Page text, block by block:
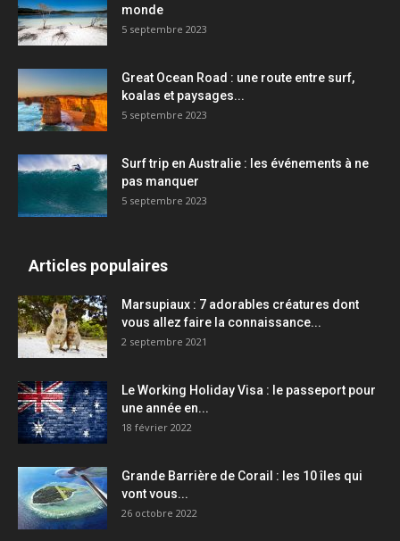
monde
5 septembre 2023
Great Ocean Road : une route entre surf,
koalas et paysages...
5 septembre 2023
Surf trip en Australie : les événements à ne
pas manquer
5 septembre 2023
Articles populaires
Marsupiaux : 7 adorables créatures dont
vous allez faire la connaissance...
2 septembre 2021
Le Working Holiday Visa : le passeport pour
une année en...
18 février 2022
Grande Barrière de Corail : les 10 îles qui
vont vous...
26 octobre 2022